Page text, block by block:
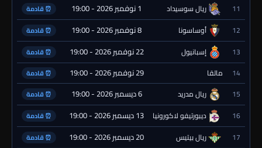
11 ريال سوسيداد 1 نوفمبر 2026 - 19:00 ⏰ قادمة
12 أوساسونا 8 نوفمبر 2026 - 19:00 ⏰ قادمة
13 إسبانيول 22 نوفمبر 2026 - 19:00 ⏰ قادمة
14 مالقا 29 نوفمبر 2026 - 19:00 ⏰ قادمة
15 ريال مدريد 6 ديسمبر 2026 - 19:00 ⏰ قادمة
16 ديبورتيفو لاكورونيا 13 ديسمبر 2026 - 19:00 ⏰ قادمة
17 ريال بيتيس 20 ديسمبر 2026 - 19:00 ⏰ قادمة